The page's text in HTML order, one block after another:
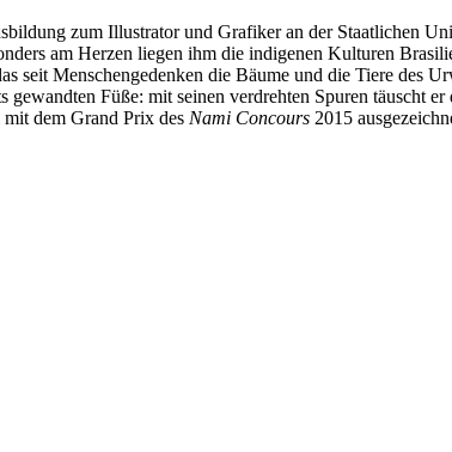
zum Illustrator und Grafiker an der Staatlichen
am Herzen liegen ihm die indigenen Kulturen
seit Menschengedenken die Bäume und die Tiere des
Füße: mit seinen verdrehten Spuren täuscht er
dem Grand Prix des Nami Concours 2015